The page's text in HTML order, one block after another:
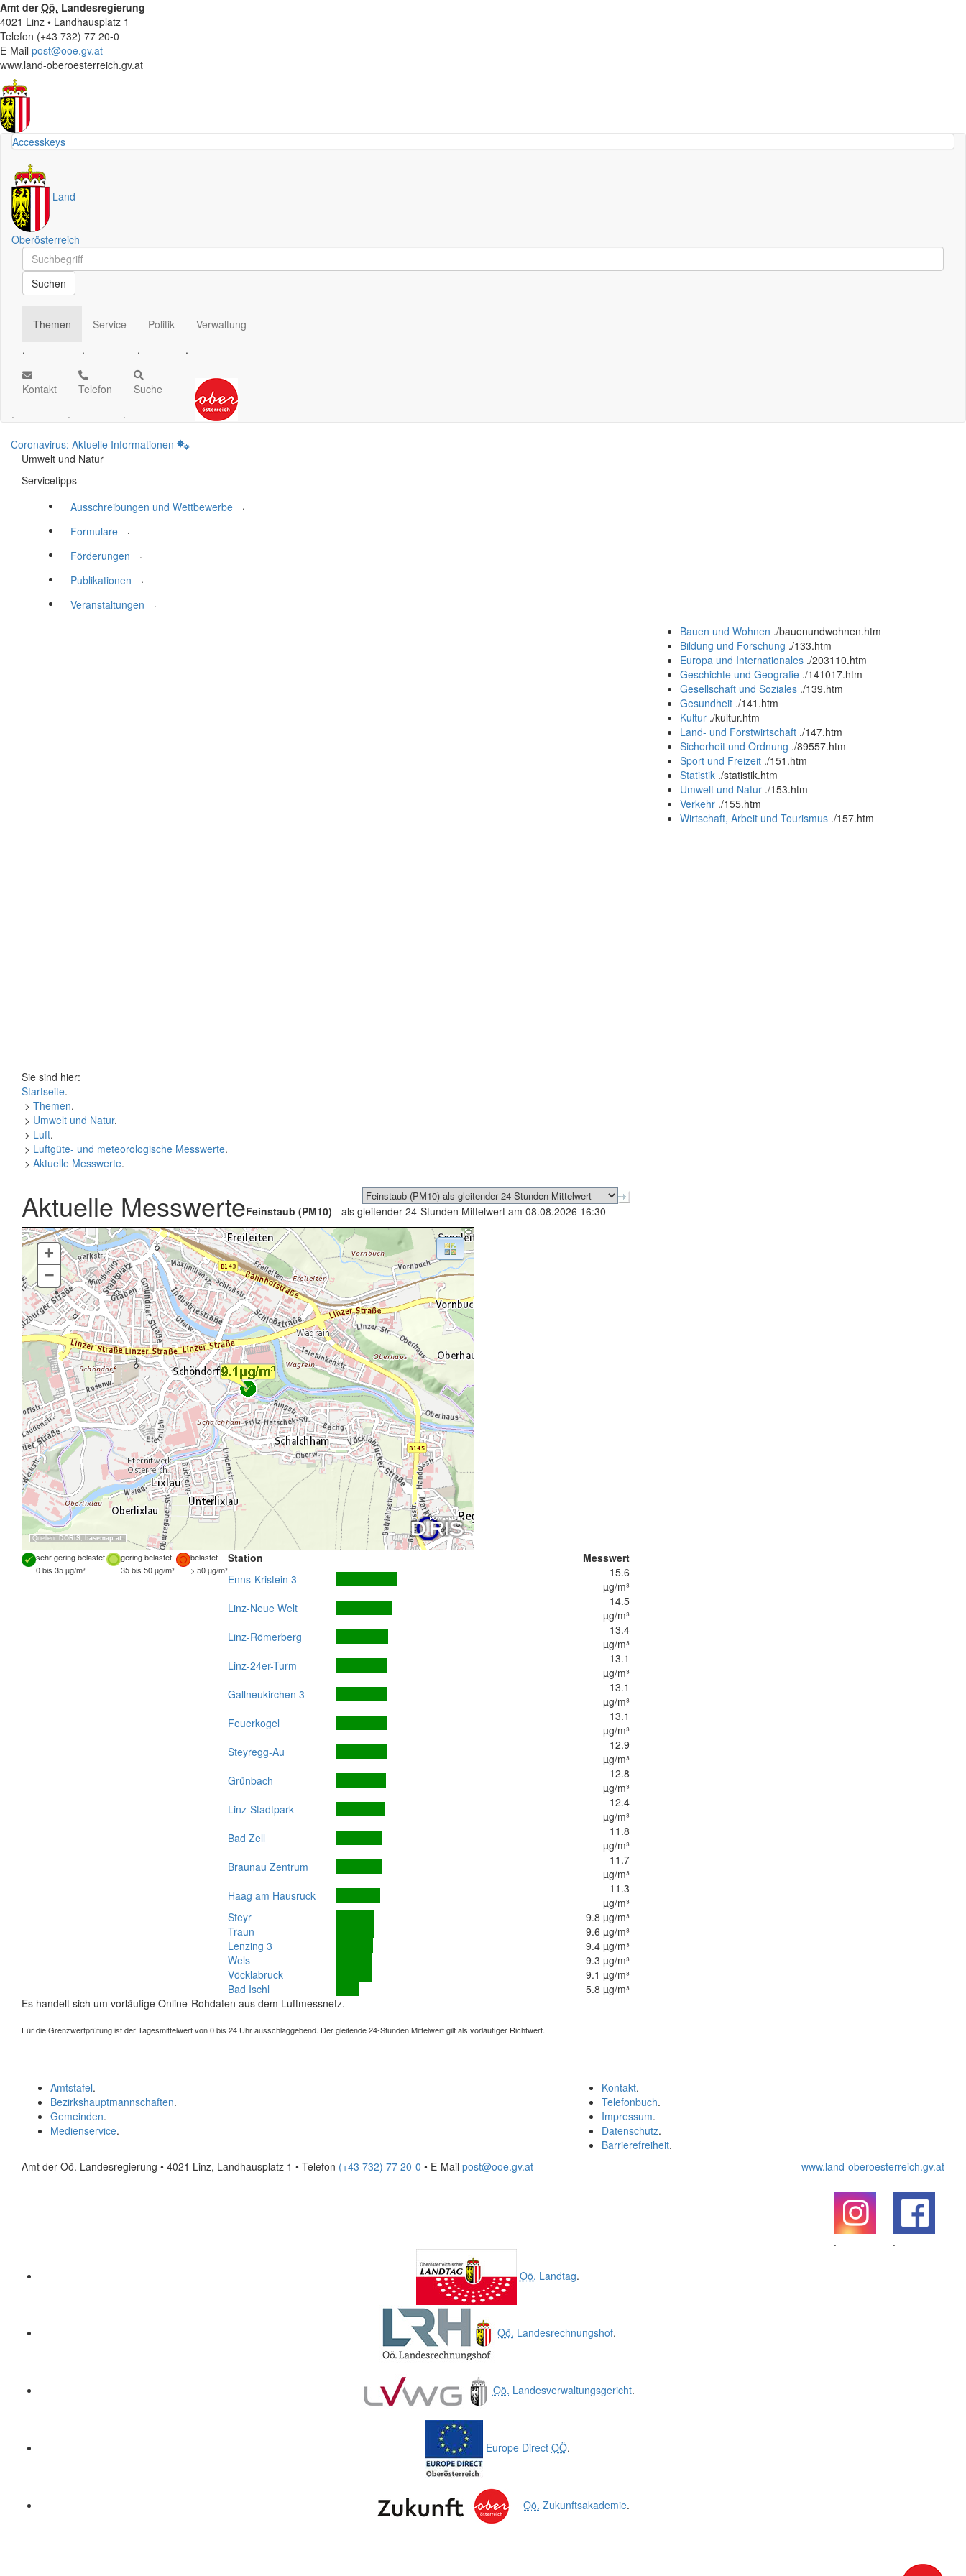
Amt derOö. Landesregierung
4021 Linz • Landhausplatz 1
Telefon (+43 732) 77 20-0
E-Mail post@ooe.gv.at
www.land-oberoesterreich.gv.at
Accesskeys
Land
Oberösterreich
Schnellsuche
Schnellsuche
Suchen
Themen
.
Service
.
Politik
.
Verwaltung
.
Kontakt
.
Telefon
.
Suche
.
Coronavirus: Aktuelle Informationen
Umwelt und Natur
Servicetipps
Ausschreibungen und Wettbewerbe
.
Formulare
.
Förderungen
.
Publikationen
.
Veranstaltungen
.
Bauen und Wohnen ./bauenundwohnen.htm
Bildung und Forschung ./133.htm
Europa und Internationales ./203110.htm
Geschichte und Geografie ./141017.htm
Gesellschaft und Soziales ./139.htm
Gesundheit ./141.htm
Kultur ./kultur.htm
Land- und Forstwirtschaft ./147.htm
Sicherheit und Ordnung ./89557.htm
Sport und Freizeit ./151.htm
Statistik ./statistik.htm
Umwelt und Natur ./153.htm
Verkehr ./155.htm
Wirtschaft, Arbeit und Tourismus ./157.htm
Sie sind hier:
Startseite.
> Themen.
> Umwelt und Natur.
> Luft.
> Luftgüte- und meteorologische Messwerte.
> Aktuelle Messwerte.
Aktuelle MesswerteFeinstaub (PM10) - als gleitender 24-Stunden Mittelwert am 08.08.2026 16:30
Quellen: DORIS, basemap.at
+
–
sehr gering belastet gering belastet
belastet
0 bis 35 µg/m³
35 bis 50 µg/m³ > 50 µg/m³
Station
Messwert
Enns-Kristein 3
15.6
µg/m³
Linz-Neue Welt
14.5
µg/m³
Linz-Römerberg
13.4
µg/m³
Linz-24er-Turm
13.1
µg/m³
Gallneukirchen 3
13.1
µg/m³
Feuerkogel
13.1
µg/m³
Steyregg-Au
12.9
µg/m³
Grünbach
12.8
µg/m³
Linz-Stadtpark
12.4
µg/m³
Bad Zell
11.8
µg/m³
Braunau Zentrum
11.7
µg/m³
Haag am Hausruck
11.3
µg/m³
Steyr
9.8 µg/m³
Traun
9.6 µg/m³
Lenzing 3
9.4 µg/m³
Wels
9.3 µg/m³
Vöcklabruck
9.1 µg/m³
Bad Ischl
5.8 µg/m³
Es handelt sich um vorläufige Online-Rohdaten aus dem Luftmessnetz.
Für die Grenzwertprüfung ist der Tagesmittelwert von 0 bis 24 Uhr ausschlaggebend. Der gleitende 24-Stunden Mittelwert gilt als vorläufiger Richtwert.
Kontakt.
Telefonbuch.
Impressum.
Datenschutz.
Barrierefreiheit.
Amtstafel.
Bezirkshauptmannschaften.
Gemeinden.
Medienservice.
Amt der Oö. Landesregierung • 4021 Linz, Landhausplatz 1 • Telefon (+43 732) 77 20-0 • E-Mail post@ooe.gv.at www.land-oberoesterreich.gv.at
.
.
Oö. Landtag.
Oö. Landesrechnungshof.
Oö. Landesverwaltungsgericht.
Europe Direct OÖ.
Oö. Zukunftsakademie.